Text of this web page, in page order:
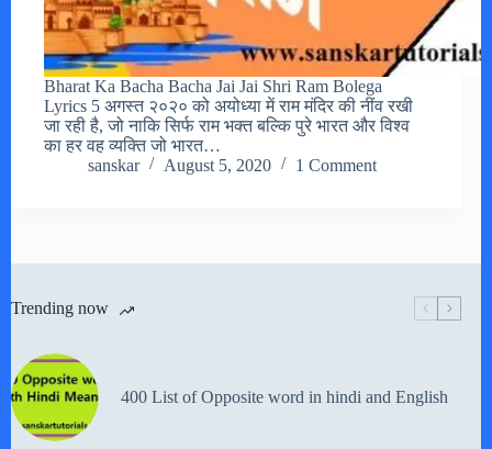
Bharat Ka Bacha Bacha Jai Jai Shri Ram Bolega
Lyrics 5 अगस्त २०२० को अयोध्या में राम मंदिर की नींव रखी
जा रही है, जो नाकि सिर्फ राम भक्त बल्कि पुरे भारत और विश्व
का हर वह व्यक्ति जो भारत…
sanskar
August 5, 2020 1 Comment
Trending now
400 List of Opposite word in hindi and English